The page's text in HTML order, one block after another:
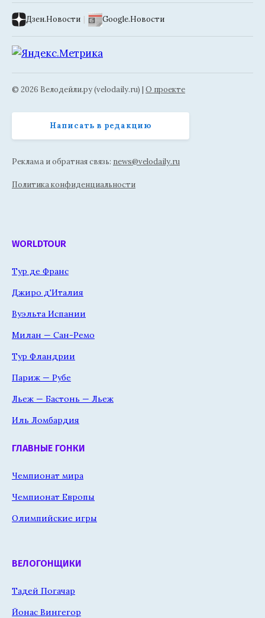
Дзен.Новости | Google.Новости
© 2026 Велодейли.ру (velodaily.ru) | О проекте
Написать в редакцию
Реклама и обратная связь: news@velodaily.ru
Политика конфиденциальности
WORLDTOUR
Тур де Франс
Джиро д'Италия
Вуэльта Испании
Милан — Сан-Ремо
Тур Фландрии
Париж — Рубе
Льеж — Бастонь — Льеж
Иль Ломбардия
ГЛАВНЫЕ ГОНКИ
Чемпионат мира
Чемпионат Европы
Олимпийские игры
ВЕЛОГОНЩИКИ
Тадей Погачар
Йонас Вингегор